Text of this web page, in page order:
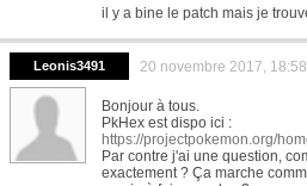
il y a bine le patch mais je
Leonis3491 20 novembre 2017, 18:58
Bonjour à tous.
PkHex est dispo ici :
https://projectpokemon.org/
Par contre j'ai une question,
exactement ? Ça marche